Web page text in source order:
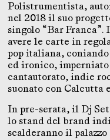
Polistrumentista,
nel 2018 il suo
singolo “Bar
avere le carte in
pop italiana,
ed ironico,
cantautorato, indie
suonato con Calcutta
In pre-serata, il Dj
lo stand del brand
scalderanno il